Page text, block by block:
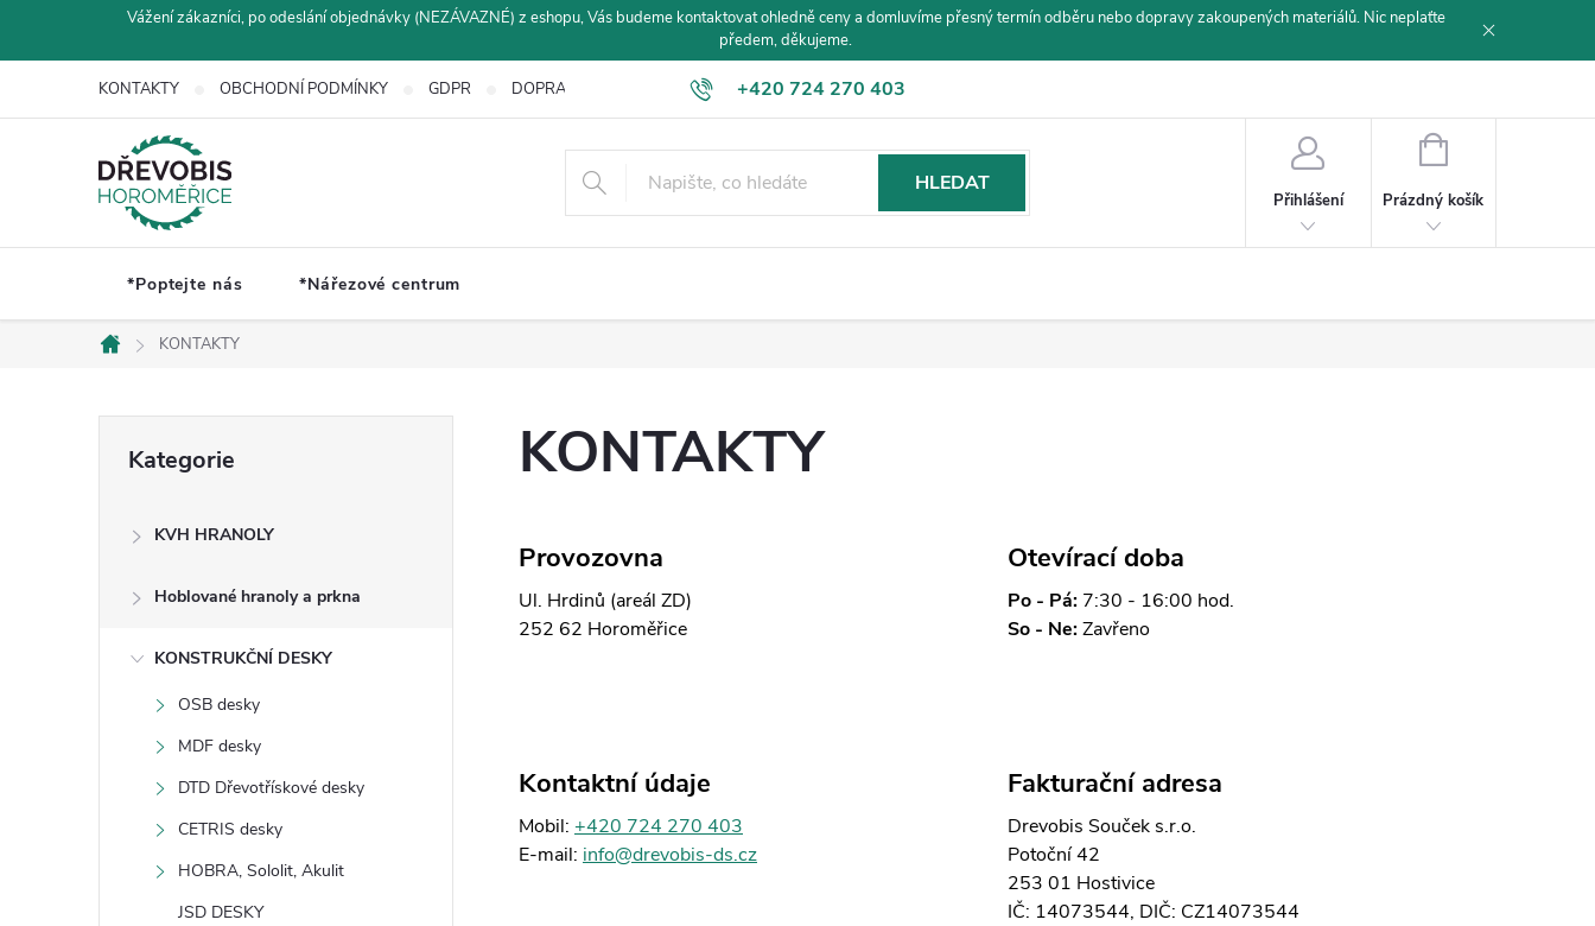
Vážení zákazníci, po odeslání objednávky (NEZÁVAZNÉ) z eshopu, Vás budeme kontaktovat ohledně ceny a domluvíme přesný termín odběru nebo dopravy zakoupených materiálů. Nic neplaťte
předem, děkujeme.
+420 724 270 403
KONTAKTY OBCHODNÍ PODMÍNKY GDPR DOPRAVA A PLATBA
HLEDAT
Přihlášení
NÁKUPNÍ
Prázdný košík
*Poptejte nás *Nářezové centrum
Domů
KONTAKTY
kategorie
Kategorie
KVH HRANOLY
Hoblované hranoly a prkna
KONSTRUKČNÍ DESKY
OSB desky
MDF desky
DTD Dřevotřískové desky
CETRIS desky
HOBRA, Sololit, Akulit
JSD DESKY
KONTAKTY
Provozovna
Ul. Hrdinů (areál ZD)
252 62 Horoměřice
Otevírací doba
Po - Pá: 7:30 - 16:00 hod.
So - Ne:Zavřeno
Kontaktní údaje
Mobil: +420 724 270 403
E-mail: info@drevobis-ds.cz
Fakturační adresa
Drevobis Souček s.r.o.
Potoční 42
253 01 Hostivice
IČ: 14073544, DIČ: CZ14073544